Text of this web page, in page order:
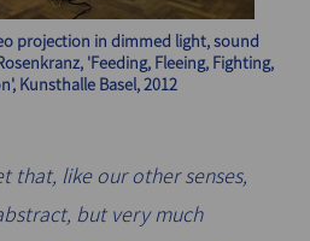
projection in dimmed light, sound
'Feeding, Fleeing, Fighting,
Kunsthalle Basel, 2012
that, like our other senses,
but very much